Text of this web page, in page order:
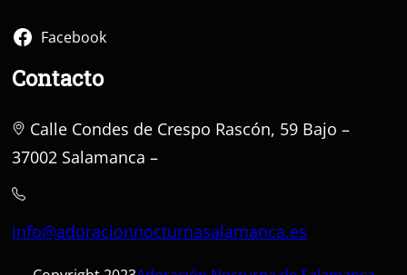
Facebook
Contacto
Calle Condes de Crespo Rascón, 59 Bajo –
37002 Salamanca –
info@adoracionnocturnasalamanca.es